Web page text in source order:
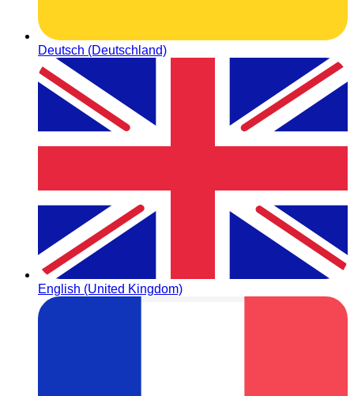
Deutsch (Deutschland)
English (United Kingdom)